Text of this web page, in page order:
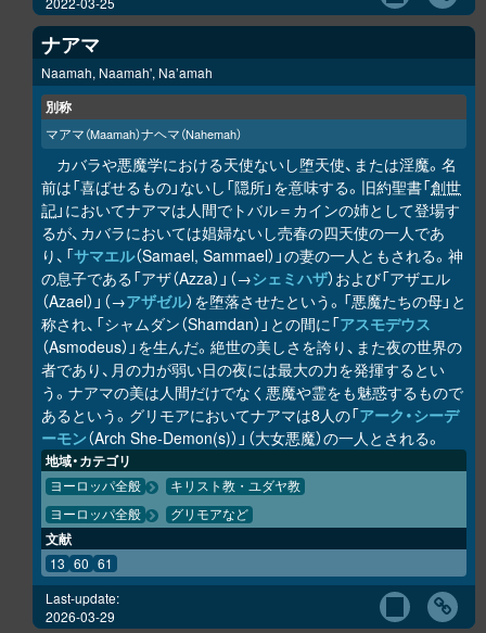
ナアマ
Naamah, Naamah', Na’amah
別称
マアマ（Maamah）ナヘマ（Nahemah）
カバラや悪魔学における天使ないし堕天使、または淫魔。名
前は「喜ばせるもの」ないし「隠所」を意味する。旧約聖書「創世
記」においてナアマは人間でトバル＝カインの姉として登場す
るが、カバラにおいては娼婦ないし売春の四天使の一人であ
り、「サマエル（Samael, Sammael）」の妻の一人ともされる。神
の息子である「アザ（Azza）」（→シェミハザ）および「アザエル
（Azael）」（→アザゼル）を堕落させたという。「悪魔たちの母」と
称され、「シャムダン（Shamdan）」との間に「アスモデウス
（Asmodeus）」を生んだ。絶世の美しさを誇り、また夜の世界の
者であり、月の力が弱い日の夜には最大の力を発揮するとい
う。ナアマの美は人間だけでなく悪魔や霊をも魅惑するもので
あるという。グリモアにおいてナアマは8人の「アーク・シーデ
ーモン（Arch She-Demon(s)）」（大女悪魔）の一人とされる。
地域・カテゴリ
ヨーロッパ全般
キリスト教・ユダヤ教
ヨーロッパ全般
グリモアなど
文献
13 60 61
Last-update:
2026-03-29